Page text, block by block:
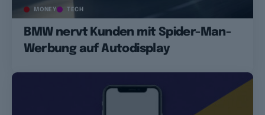
MONEY TECH
BMW nervt Kunden mit Spider-Man-
Werbung auf Autodisplay